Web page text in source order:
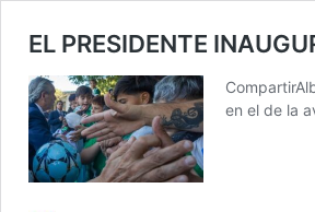
EL PRESIDENTE
en el de la